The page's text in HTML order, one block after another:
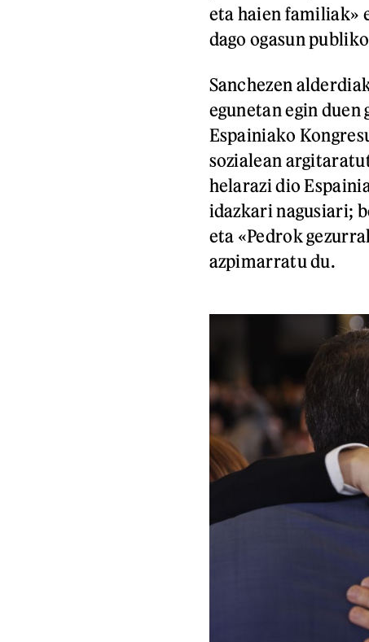
eta haien familiak»
dago ogasun
Sanchezen
egunetan egin
Espainiako
sozialean
helarazi dio
idazkari nagusiari;
eta «Pedrok
azpimarratu du.